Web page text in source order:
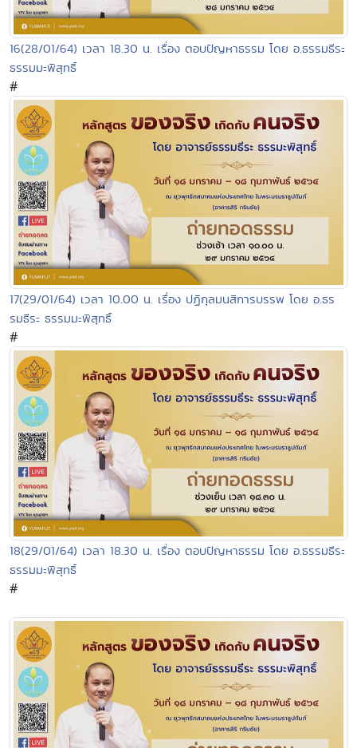
16(28/01/64) เวลา 18.30 น. เรื่อง ตอบปัญหาธรรม โดย อ.ธรรมธีระ
ธรรมมะพิสุทธิ์
#
17(29/01/64) เวลา 10.00 น. เรื่อง ปฏิกุลมนสิการบรรพ โดย อ.ธร
รมธีระ ธรรมมะพิสุทธิ์
#
18(29/01/64) เวลา 18.30 น. เรื่อง ตอบปัญหาธรรม โดย อ.ธรรมธีระ
ธรรมมะพิสุทธิ์
#